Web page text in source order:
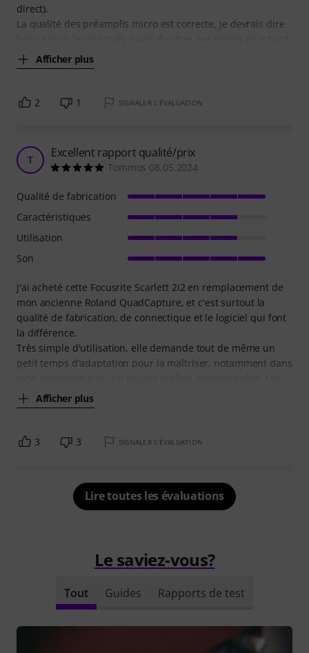
direct).
La qualité des préamplis micro est correcte, je devrais dire
Afficher plus
2 1 SIGNALER L'ÉVALUATION
T Excellent rapport qualité/prix
Tommos 08.05.2024
J'ai acheté cette Focusrite Scarlett 2i2 en remplacement de
mon ancienne Roland QuadCapture, et c'est surtout la
qualité de fabrication, de connectique et le logiciel qui font
la différence.
Très simple d'utilisation, elle demande tout de même un
petit temps d'adaptation pour la maîtriser, notamment dans
Afficher plus
Qualité de fabrication
Caractéristiques
Utilisation
Son
3 3 SIGNALER L'ÉVALUATION
Lire toutes les évaluations
Le saviez-vous?
Tout Guides Rapports de test